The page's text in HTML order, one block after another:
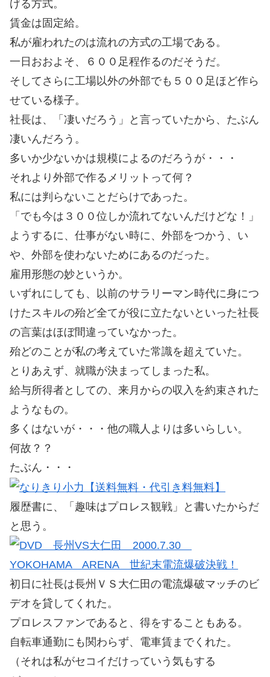
げる方式。
賃金は固定給。
私が雇われたのは流れの方式の工場である。
一日おおよそ、６００足程作るのだそうだ。
そしてさらに工場以外の外部でも５００足ほど作ら
せている様子。
社長は、「凄いだろう」と言っていたから、たぶん
凄いんだろう。
多いか少ないかは規模によるのだろうが・・・
それより外部で作るメリットって何？
私には判らないことだらけであった。
「でも今は３００位しか流れてないんだけどな！」
ようするに、仕事がない時に、外部をつかう、い
や、外部を使わないためにあるのだった。
雇用形態の妙というか。
いずれにしても、以前のサラリーマン時代に身につ
けたスキルの殆ど全てが役に立たないといった社長
の言葉はほぼ間違っていなかった。
殆どのことが私の考えていた常識を超えていた。
とりあえず、就職が決まってしまった私。
給与所得者としての、来月からの収入を約束された
ようなもの。
多くはないが・・・他の職人よりは多いらしい。
何故？？
たぶん・・・
履歴書に、「趣味はプロレス観戦」と書いたからだ
と思う。
初日に社長は長州ＶＳ大仁田の電流爆破マッチのビ
デオを貸してくれた。
プロレスファンであると、得をすることもある。
自転車通勤にも関わらず、電車賃までくれた。
（それは私がセコイだけっていう気もする